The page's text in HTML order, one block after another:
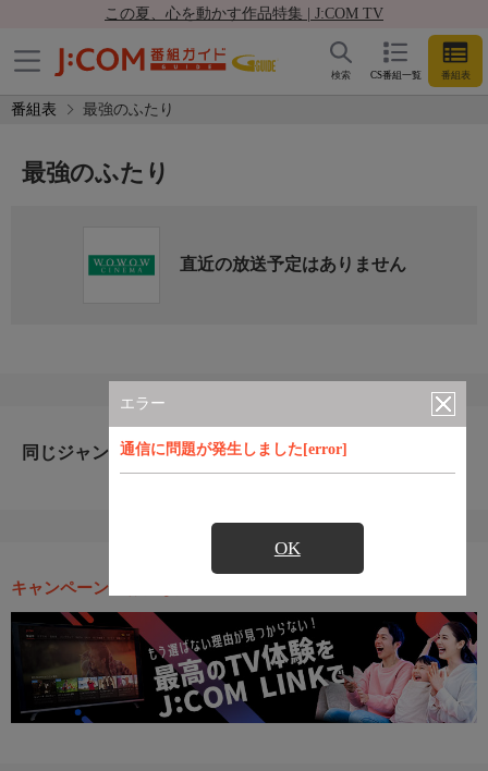
この夏、心を動かす作品特集 | J:COM TV
CS番組一覧 番組表
検索
番組表 最強のふたり
エラー
通信に問題が発生しました[error]
OK
最強のふたり
直近の放送予定はありません
同じジャンルのおすすめ番組
キャンペーン・お得な情報